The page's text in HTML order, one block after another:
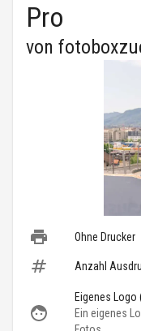
Pro
von
Ohne Drucker
Anzahl
Eigenes Logo
Ein eigenes